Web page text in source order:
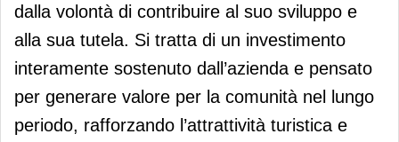
dalla volontà di contribuire al suo sviluppo e
alla sua tutela. Si tratta di un investimento
interamente sostenuto dall’azienda e pensato
per generare valore per la comunità nel lungo
periodo, rafforzando l’attrattività turistica e